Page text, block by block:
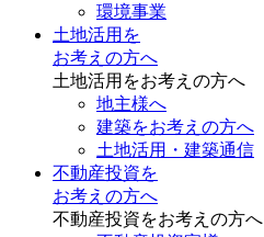
環境事業
土地活用を
お考えの方へ
土地活用をお考えの方へ
地主様へ
建築をお考えの方へ
土地活用・建築通信
不動産投資を
お考えの方へ
不動産投資をお考えの方へ